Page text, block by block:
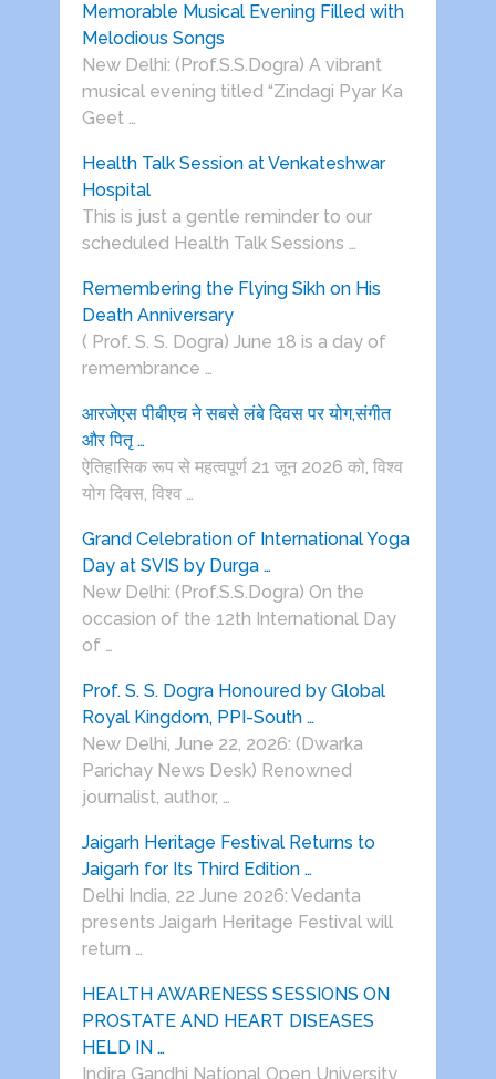
Memorable Musical Evening Filled with
Melodious Songs
New Delhi: (Prof.S.S.Dogra) A vibrant
musical evening titled “Zindagi Pyar Ka
Geet …
Health Talk Session at Venkateshwar
Hospital
This is just a gentle reminder to our
scheduled Health Talk Sessions …
Remembering the Flying Sikh on His
Death Anniversary
( Prof. S. S. Dogra) June 18 is a day of
remembrance …
आरजेएस पीबीएच ने सबसे लंबे दिवस पर योग,संगीत
और पितृ …
ऐतिहासिक रूप से महत्वपूर्ण 21 जून 2026 को, विश्व
योग दिवस, विश्व …
Grand Celebration of International Yoga
Day at SVIS by Durga …
New Delhi: (Prof.S.S.Dogra) On the
occasion of the 12th International Day
of …
Prof. S. S. Dogra Honoured by Global
Royal Kingdom, PPI-South …
New Delhi, June 22, 2026: (Dwarka
Parichay News Desk) Renowned
journalist, author, …
Jaigarh Heritage Festival Returns to
Jaigarh for Its Third Edition …
Delhi India, 22 June 2026: Vedanta
presents Jaigarh Heritage Festival will
return …
HEALTH AWARENESS SESSIONS ON
PROSTATE AND HEART DISEASES
HELD IN …
Indira Gandhi National Open University